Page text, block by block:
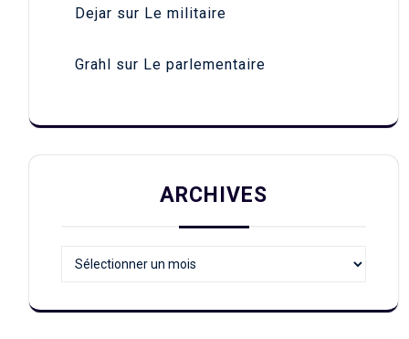
Dejar sur Le militaire
Grahl sur Le parlementaire
ARCHIVES